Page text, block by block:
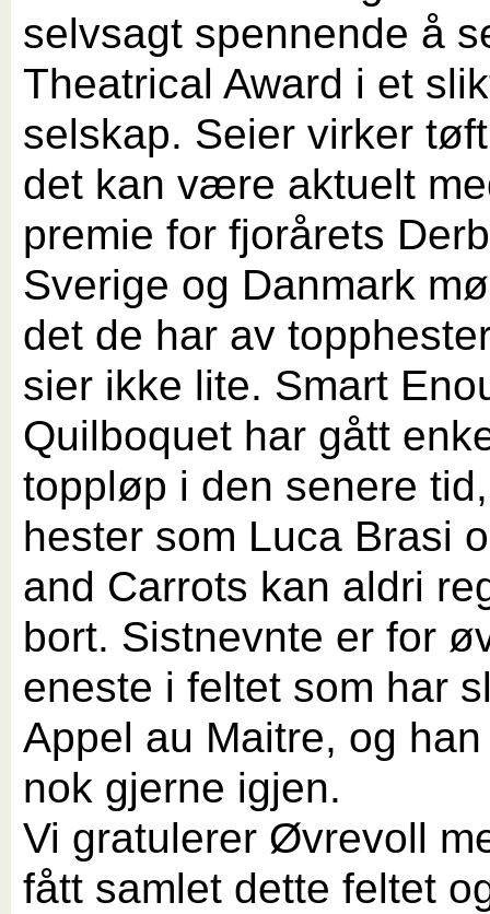
selvsagt spennende å
Theatrical Award i et
selskap. Seier virker
det kan være aktuelt
premie for fjorårets
Sverige og Danmark
det de har av
sier ikke lite. Smart
Quilboquet har gått
toppløp i den senere
hester som Luca Brasi
and Carrots kan aldri
bort. Sistnevnte er for
eneste i feltet som har
Appel au Maitre, og
nok gjerne igjen.
Vi gratulerer Øvrevoll
fått samlet dette feltet